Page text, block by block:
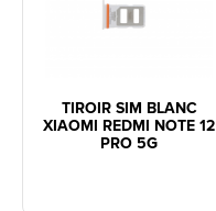
TIROIR SIM BLANC
XIAOMI REDMI NOTE 12
PRO 5G